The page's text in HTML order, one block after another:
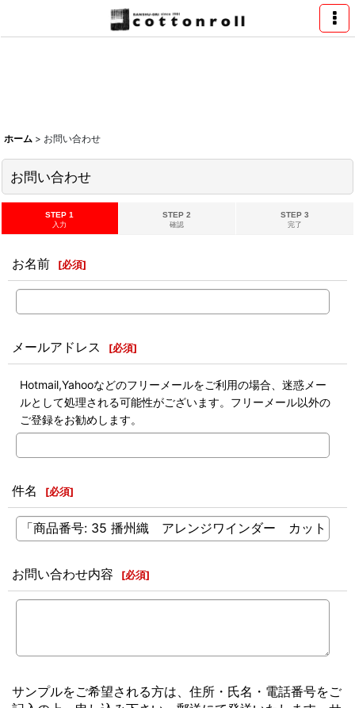
ホーム > お問い合わせ
お問い合わせ
STEP 1
入力
STEP 2
確認
STEP 3
完了
お名前 [必須]
メールアドレス [必須]
Hotmail,Yahooなどのフリーメールをご利用の場合、迷惑メー
ルとして処理される可能性がございます。フリーメール以外の
ご登録をお勧めします。
件名 [必須]
お問い合わせ内容 [必須]
サンプルをご希望される方は、住所・氏名・電話番号をご